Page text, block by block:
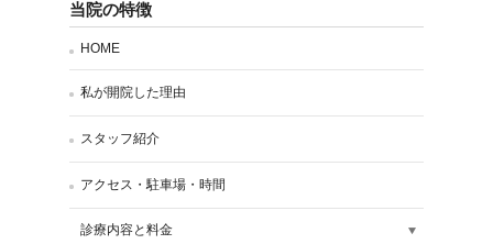
当院の特徴
HOME
私が開院した理由
スタッフ紹介
アクセス・駐車場・時間
診療内容と料金